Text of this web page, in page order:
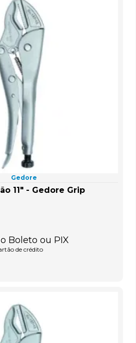
Gedore
11" - Gedore Grip
Boleto ou PIX
de crédito